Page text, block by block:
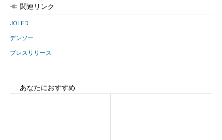
関連リンク
JOLED
デンソー
プレスリリース
あなたにおすすめ